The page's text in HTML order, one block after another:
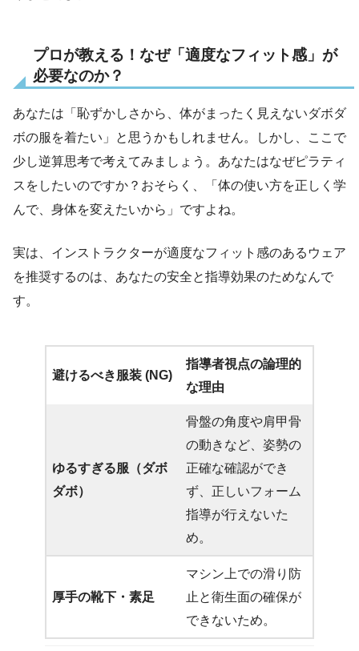
プロが教える！なぜ「適度なフィット感」が
必要なのか？
あなたは「恥ずかしさから、体がまったく見えないダボダ
ボの服を着たい」と思うかもしれません。しかし、ここで
少し逆算思考で考えてみましょう。あなたはなぜピラティ
スをしたいのですか？おそらく、「体の使い方を正しく学
んで、身体を変えたいから」ですよね。
実は、インストラクターが適度なフィット感のあるウェア
を推奨するのは、あなたの安全と指導効果のためなんで
す。
避けるべき服装 (NG)
指導者視点の論理的
な理由
ゆるすぎる服（ダボ
ダボ）
骨盤の角度や肩甲骨
の動きなど、姿勢の
正確な確認ができ
ず、正しいフォーム
指導が行えないた
め。
厚手の靴下・素足
マシン上での滑り防
止と衛生面の確保が
できないため。